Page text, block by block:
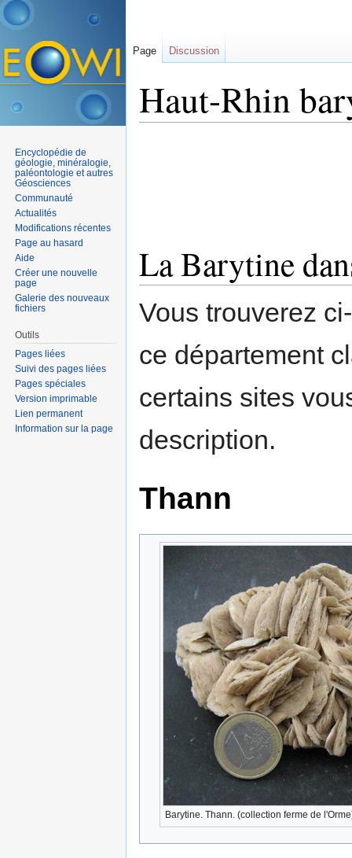
Haut-Rhin
La Barytine
Vous trouverez
ce département
certains sites
description.
Thann
Barytine. Thann. (collection ferme de
Page Discussion
Encyclopédie de
géologie, minéralogie,
paléontologie et autres
Géosciences
Communauté
Actualités
Modifications récentes
Page au hasard
Aide
Créer une nouvelle
page
Galerie des nouveaux
fichiers
Outils
Pages liées
Suivi des pages liées
Pages spéciales
Version imprimable
Lien permanent
Information sur la page